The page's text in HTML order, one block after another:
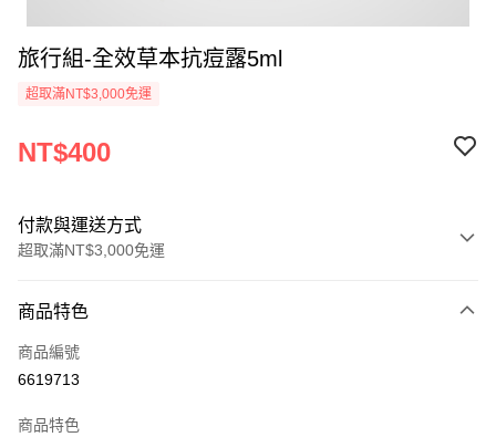
旅行組-全效草本抗痘露5ml
超取滿NT$3,000免運
NT$400
付款與運送方式
超取滿NT$3,000免運
信用卡一次付款
超商取貨付款
商品特色
商品編號
6619713
商品特色